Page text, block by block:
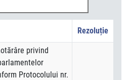
Rezoluție
privind
Protocolului nr.